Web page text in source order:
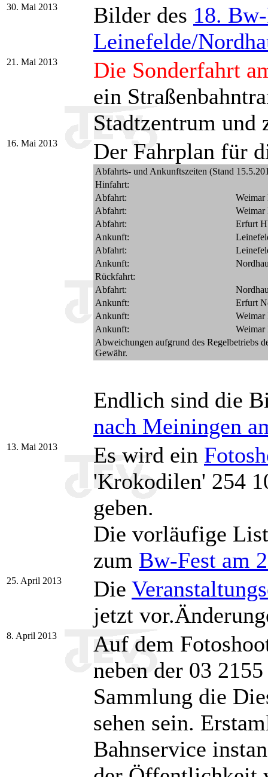
30. Mai 2013 Bilder des 18.
Leinefelde/
21. Mai 2013
Die Sonderfahrt
ein
Stadtzentrum und
16. Mai 2013 Der Fahrplan für
Abfahrts- und Ankunftszeiten (Stand
Hinfahrt:
Abfahrt:
Abfahrt:
Weimar
Abfahrt:
Erfurt
Ankunft:
Abfahrt:
Ankunft:
Rückfahrt:
Abfahrt:
Ankunft:
Erfurt
Ankunft:
Weimar
Ankunft:
Abweichungen aufgrund des Regelbetriebs
Gewähr.
Endlich sind die
nach Meiningen
13. Mai 2013 Es wird ein
'Krokodilen' 254
geben.
Die vorläufige
zum Bw-Fest am
25. April 2013 Die
jetzt
8. April 2013
Auf dem
neben der 03
Sammlung die
sehen sein.
Bahnservice